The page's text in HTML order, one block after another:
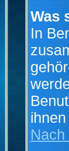
Was
In
Nach